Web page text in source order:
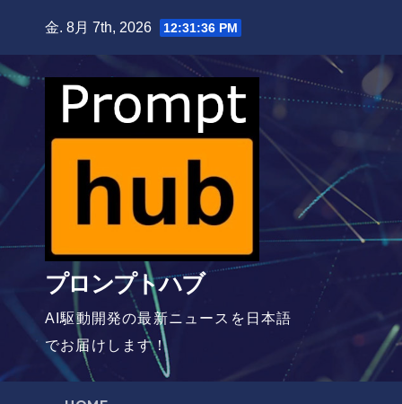
content
金. 8月 7th, 2026 12:31:37 PM
プロンプトハブ
AI駆動開発の最新ニュースを日本語
でお届けします！